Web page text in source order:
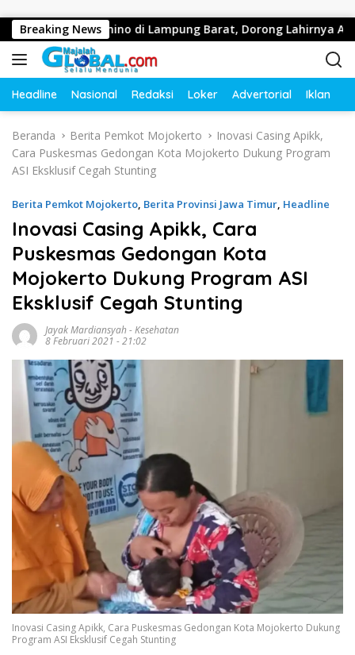
Breaking News
Domino di Lampung Barat, Dorong Lahirnya Atlet
Headline Nasional Redaksi Loker Advertorial Iklan
Beranda Berita Pemkot Mojokerto
Inovasi Casing Apikk,
Cara Puskesmas Gedongan Kota Mojokerto Dukung Program
ASI Eksklusif Cegah Stunting
Berita Pemkot Mojokerto, Berita Provinsi Jawa Timur, Headline
Inovasi Casing Apikk, Cara
Puskesmas Gedongan Kota
Mojokerto Dukung Program ASI
Eksklusif Cegah Stunting
Jayak Mardiansyah -Kesehatan
8 Februari 2021 - 21:02
Inovasi Casing Apikk, Cara Puskesmas Gedongan Kota Mojokerto Dukung
Program ASI Eksklusif Cegah Stunting